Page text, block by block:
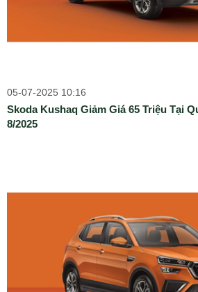
05-07-2025 10:16
Skoda Kushaq Giảm Giá 65 Triệu Tại
8/2025